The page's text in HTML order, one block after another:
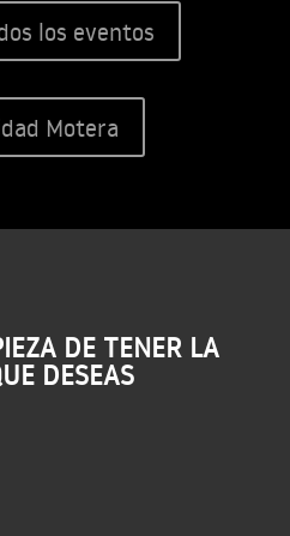
los eventos
Motera
DE TENER LA
DESEAS